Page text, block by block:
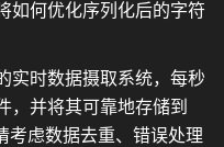
如何优化序列化后的字符
实时数据摄取系统，每秒
，并将其可靠地存储到
考虑数据去重、错误处理